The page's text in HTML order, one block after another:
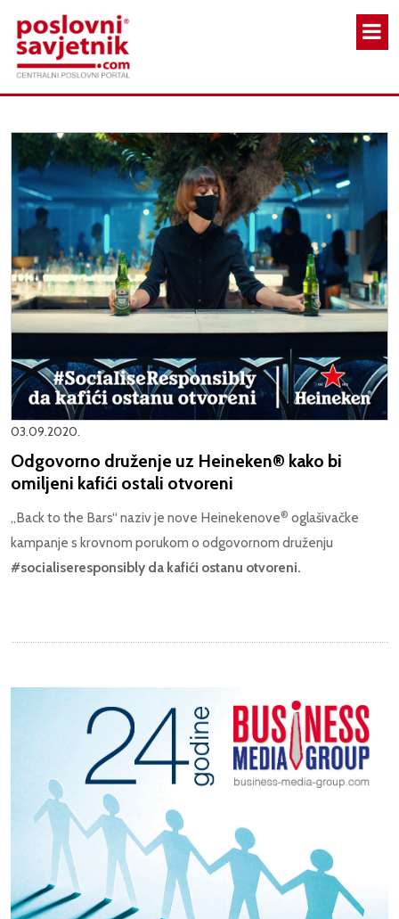
03.09.2020.
Odgovorno druženje uz Heineken® kako bi
omiljeni kafići ostali otvoreni
„Back to the Bars“ naziv je nove Heinekenove® oglašivačke
kampanje s krovnom porukom o odgovornom druženju
#socialiseresponsibly da kafići ostanu otvoreni.